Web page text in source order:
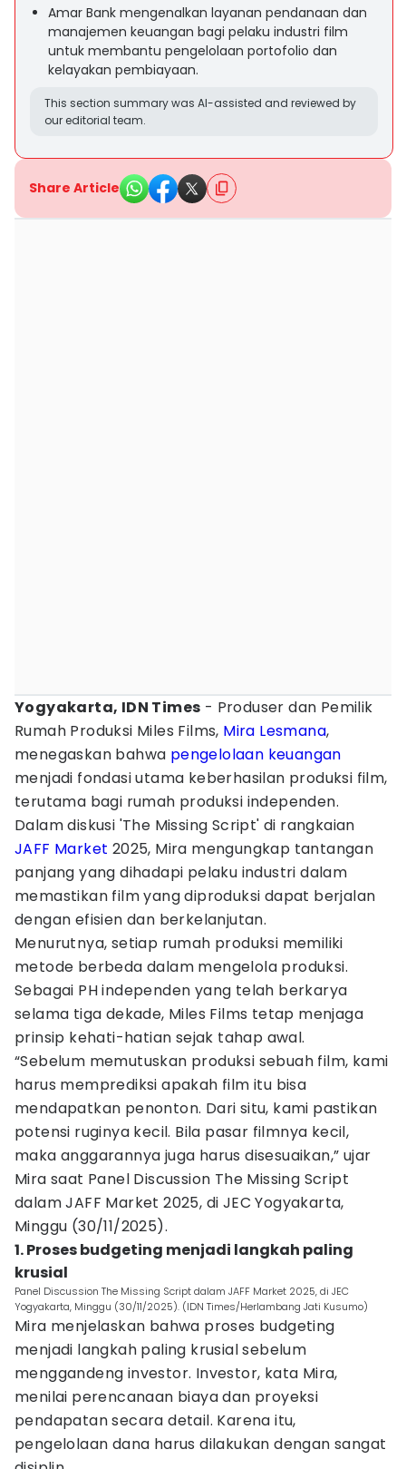
Amar Bank mengenalkan layanan pendanaan dan
manajemen keuangan bagi pelaku industri film
untuk membantu pengelolaan portofolio dan
kelayakan pembiayaan.
This section summary was AI-assisted and reviewed by
our editorial team.
Share Article
Yogyakarta, IDN Times - Produser dan Pemilik
Rumah Produksi Miles Films, Mira Lesmana,
menegaskan bahwa pengelolaan keuangan
menjadi fondasi utama keberhasilan produksi film,
terutama bagi rumah produksi independen.
Dalam diskusi 'The Missing Script' di rangkaian
JAFF Market 2025, Mira mengungkap tantangan
panjang yang dihadapi pelaku industri dalam
memastikan film yang diproduksi dapat berjalan
dengan efisien dan berkelanjutan.
Menurutnya, setiap rumah produksi memiliki
metode berbeda dalam mengelola produksi.
Sebagai PH independen yang telah berkarya
selama tiga dekade, Miles Films tetap menjaga
prinsip kehati-hatian sejak tahap awal.
“Sebelum memutuskan produksi sebuah film, kami
harus memprediksi apakah film itu bisa
mendapatkan penonton. Dari situ, kami pastikan
potensi ruginya kecil. Bila pasar filmnya kecil,
maka anggarannya juga harus disesuaikan,” ujar
Mira saat Panel Discussion The Missing Script
dalam JAFF Market 2025, di JEC Yogyakarta,
Minggu (30/11/2025).
1. Proses budgeting menjadi langkah paling
krusial
Panel Discussion The Missing Script dalam JAFF Market 2025, di JEC
Yogyakarta, Minggu (30/11/2025). (IDN Times/Herlambang Jati Kusumo)
Mira menjelaskan bahwa proses budgeting
menjadi langkah paling krusial sebelum
menggandeng investor. Investor, kata Mira,
menilai perencanaan biaya dan proyeksi
pendapatan secara detail. Karena itu,
pengelolaan dana harus dilakukan dengan sangat